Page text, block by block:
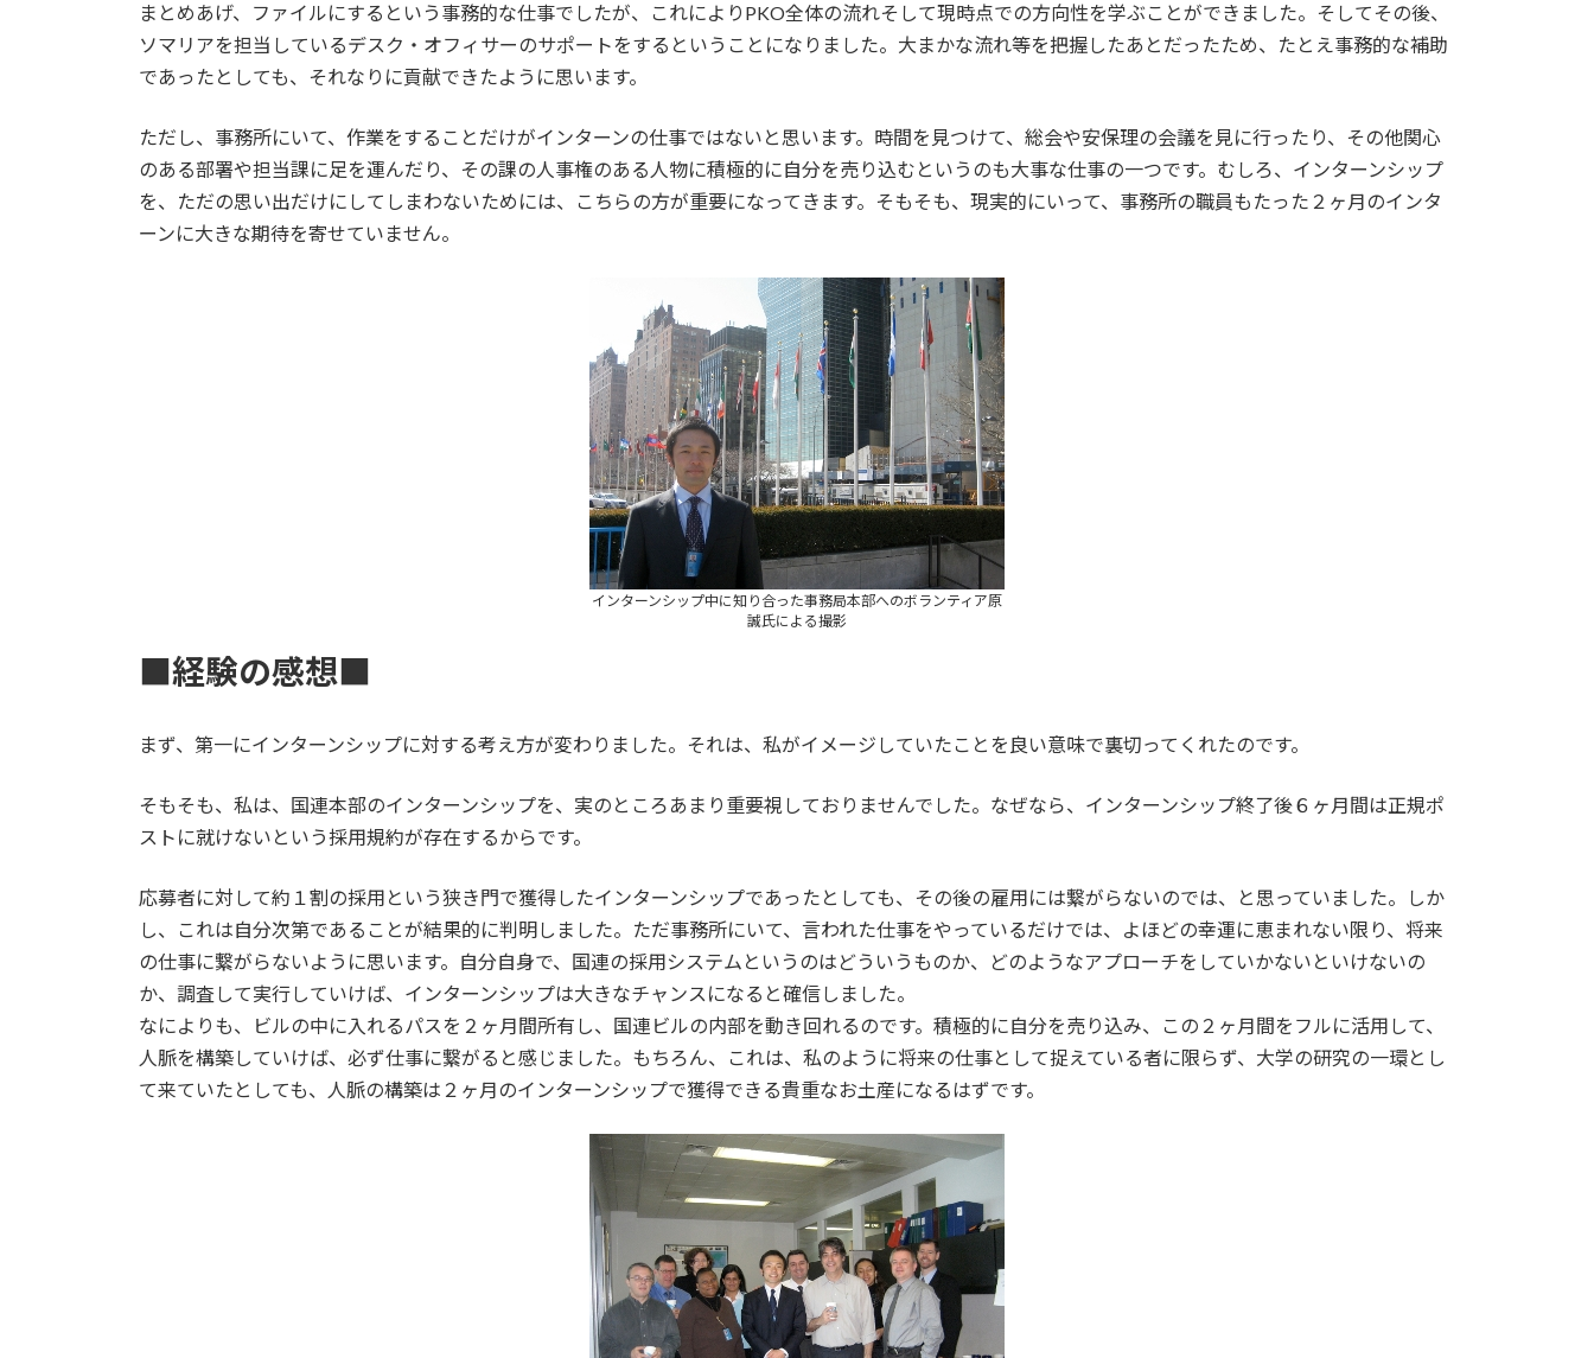
まとめあげ、ファイルにするという事務的な仕事でしたが、これによりPKO全体の流れそして現時点での方向性を学ぶことができました。そしてその後、
ソマリアを担当しているデスク・オフィサーのサポートをするということになりました。大まかな流れ等を把握したあとだったため、たとえ事務的な補助
であったとしても、それなりに貢献できたように思います。
ただし、事務所にいて、作業をすることだけがインターンの仕事ではないと思います。時間を見つけて、総会や安保理の会議を見に行ったり、その他関心
のある部署や担当課に足を運んだり、その課の人事権のある人物に積極的に自分を売り込むというのも大事な仕事の一つです。むしろ、インターンシップ
を、ただの思い出だけにしてしまわないためには、こちらの方が重要になってきます。そもそも、現実的にいって、事務所の職員もたった２ヶ月のインタ
ーンに大きな期待を寄せていません。
インターンシップ中に知り合った事務局本部へのボランティア原
誠氏による撮影
■経験の感想■
まず、第一にインターンシップに対する考え方が変わりました。それは、私がイメージしていたことを良い意味で裏切ってくれたのです。
そもそも、私は、国連本部のインターンシップを、実のところあまり重要視しておりませんでした。なぜなら、インターンシップ終了後６ヶ月間は正規ポ
ストに就けないという採用規約が存在するからです。
応募者に対して約１割の採用という狭き門で獲得したインターンシップであったとしても、その後の雇用には繋がらないのでは、と思っていました。しか
し、これは自分次第であることが結果的に判明しました。ただ事務所にいて、言われた仕事をやっているだけでは、よほどの幸運に恵まれない限り、将来
の仕事に繋がらないように思います。自分自身で、国連の採用システムというのはどういうものか、どのようなアプローチをしていかないといけないの
か、調査して実行していけば、インターンシップは大きなチャンスになると確信しました。
なによりも、ビルの中に入れるパスを２ヶ月間所有し、国連ビルの内部を動き回れるのです。積極的に自分を売り込み、この２ヶ月間をフルに活用して、
人脈を構築していけば、必ず仕事に繋がると感じました。もちろん、これは、私のように将来の仕事として捉えている者に限らず、大学の研究の一環とし
て来ていたとしても、人脈の構築は２ヶ月のインターンシップで獲得できる貴重なお土産になるはずです。